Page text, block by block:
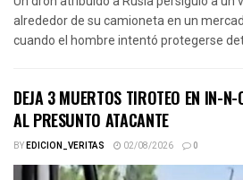
alrededor de su camioneta en un
cuando el hombre intentó protegerse
DEJA 3 MUERTOS TIROTEO EN IN-
AL PRESUNTO ATACANTE
BYEDICION_VERITAS 02/08/2026 0